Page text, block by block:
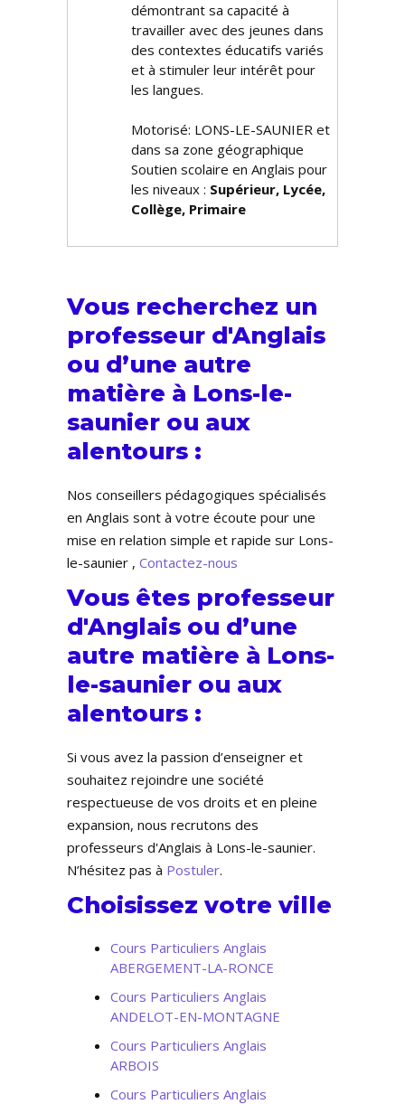
démontrant sa capacité à
travailler avec des jeunes dans
des contextes éducatifs variés
et à stimuler leur intérêt pour
les langues.
Motorisé: LONS-LE-SAUNIER et
dans sa zone géographique
Soutien scolaire en Anglais pour
les niveaux : Supérieur, Lycée,
Collège, Primaire
Vous recherchez un
professeur d'Anglais
ou d’une autre
matière à Lons-le-
saunier ou aux
alentours :
Nos conseillers pédagogiques spécialisés
en Anglais sont à votre écoute pour une
mise en relation simple et rapide sur Lons-
le-saunier , Contactez-nous
Vous êtes professeur
d'Anglais ou d’une
autre matière à Lons-
le-saunier ou aux
alentours :
Si vous avez la passion d’enseigner et
souhaitez rejoindre une société
respectueuse de vos droits et en pleine
expansion, nous recrutons des
professeurs d'Anglais à Lons-le-saunier.
N’hésitez pas à Postuler.
Choisissez votre ville
Cours Particuliers Anglais
ABERGEMENT-LA-RONCE
Cours Particuliers Anglais
ANDELOT-EN-MONTAGNE
Cours Particuliers Anglais
ARBOIS
Cours Particuliers Anglais